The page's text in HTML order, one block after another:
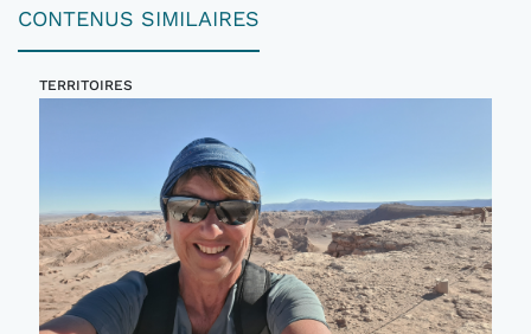
CONTENUS SIMILAIRES
TERRITOIRES